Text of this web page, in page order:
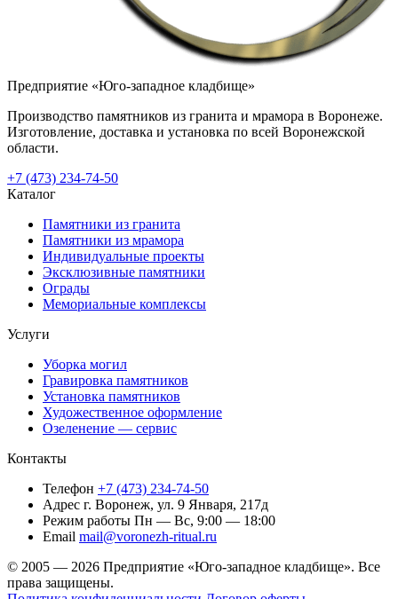
Предприятие «Юго-западное кладбище»
Производство памятников из гранита и мрамора в Воронеже.
Изготовление, доставка и установка по всей Воронежской
области.
+7 (473) 234-74-50
Каталог
Памятники из гранита
Памятники из мрамора
Индивидуальные проекты
Эксклюзивные памятники
Ограды
Мемориальные комплексы
Услуги
Уборка могил
Гравировка памятников
Установка памятников
Художественное оформление
Озеленение — сервис
Контакты
Телефон +7 (473) 234-74-50
Адрес г. Воронеж, ул. 9 Января, 217д
Режим работы Пн — Вс, 9:00 — 18:00
Email mail@voronezh-ritual.ru
© 2005 — 2026 Предприятие «Юго-западное кладбище». Все
права защищены.